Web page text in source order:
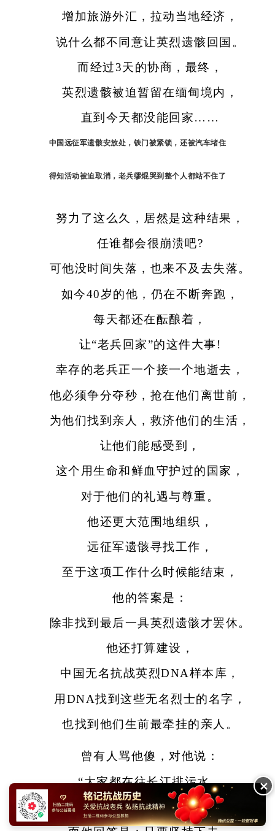
增加旅游外汇，拉动当地经济，
说什么都不同意让英烈遗骸回国。
而经过3天的协商，最终，
英烈遗骸被迫暂留在缅甸境内，
直到今天都没能回家……
中国远征军遗骸安放处，铁门被紧锁，还被汽车堵住
得知活动被迫取消，老兵缪焜哭到整个人都站不住了
努力了这么久，居然是这种结果，
任谁都会很崩溃吧?
可他没时间失落，也来不及去失落。
如今40岁的他，仍在不断奔跑，
每天都还在酝酿着，
让“老兵回家”的这件大事!
幸存的老兵正一个接一个地逝去，
他必须争分夺秒，抢在他们离世前，
为他们找到亲人，救济他们的生活，
让他们能感受到，
这个用生命和鲜血守护过的国家，
对于他们的礼遇与尊重。
他还更大范围地组织，
远征军遗骸寻找工作，
至于这项工作什么时候能结束，
他的答案是：
除非找到最后一具英烈遗骸才罢休。
他还打算建设，
中国无名抗战英烈DNA样本库，
用DNA找到这些无名烈士的名字，
也找到他们生前最牵挂的亲人。
曾有人骂他傻，对他说：
“大家都在往长江排污水，
你倒了一瓶纯净水，有用吗?”
✕